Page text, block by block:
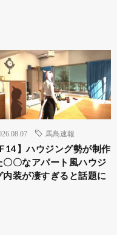
馬鳥速報
】ハウジング勢が制作
〇〇なアパート風ハウジ
内装が凄すぎると話題に